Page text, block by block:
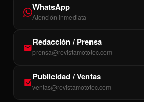
WhatsApp
Atención inmediata
Redacción / Prensa
prensa@revistamototec.com
Publicidad / Ventas
ventas@revistamototec.com